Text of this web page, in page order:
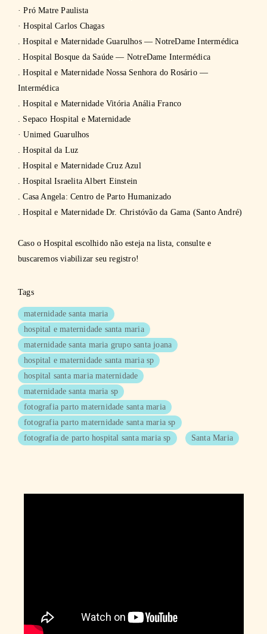
· Pró Matre Paulista
· Hospital Carlos Chagas
. Hospital e Maternidade Guarulhos — NotreDame Intermédica
. Hospital Bosque da Saúde — NotreDame Intermédica
. Hospital e Maternidade Nossa Senhora do Rosário —
Intermédica
. Hospital e Maternidade Vitória Anália Franco
. Sepaco Hospital e Maternidade
· Unimed Guarulhos
. Hospital da Luz
. Hospital e Maternidade Cruz Azul
. Hospital Israelita Albert Einstein
. Casa Angela: Centro de Parto Humanizado
. Hospital e Maternidade Dr. Christóvão da Gama (Santo André)
Caso o Hospital escolhido não esteja na lista, consulte e
buscaremos viabilizar seu registro!
Tags
maternidade santa maria
hospital e maternidade santa maria
maternidade santa maria grupo santa joana
hospital e maternidade santa maria sp
hospital santa maria maternidade
maternidade santa maria sp
fotografia parto maternidade santa maria
fotografia parto maternidade santa maria sp
fotografia de parto hospital santa maria sp
Santa Maria